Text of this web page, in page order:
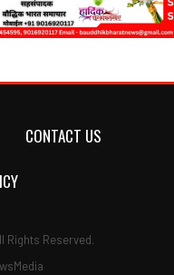
CONTACT US
Rights Reserved.